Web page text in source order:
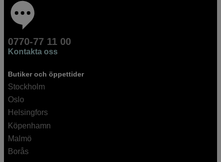
0770-77 11 00
Kontakta oss
Butiker och öppettider
Stockholm
Oslo
Helsingfors
Köpenhamn
Malmö
Borås